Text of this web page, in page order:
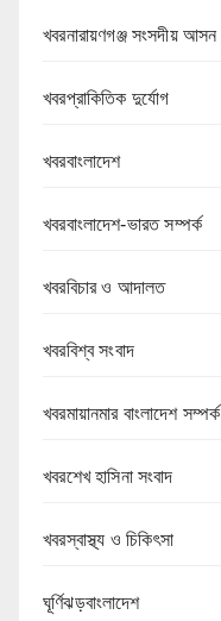
খবরনারায়ণগঞ্জ সংসদীয় আসন
খবরপ্রাকিতিক দুর্যোগ
খবরবাংলাদেশ
খবরবাংলাদেশ-ভারত সম্পর্ক
খবরবিচার ও আদালত
খবরবিশ্ব সংবাদ
খবরমায়ানমার বাংলাদেশ সম্পর্ক
খবরশেখ হাসিনা সংবাদ
খবরস্বাস্থ্য ও চিকিৎসা
ঘূর্ণিঝড়বাংলাদেশ